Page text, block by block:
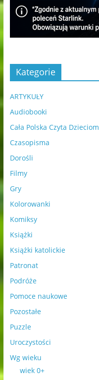
Kategorie
ARTYKUŁY
Audiobooki
Cała Polska Czyta Dzieciom
Czasopisma
Dorośli
Filmy
Gry
Kolorowanki
Komiksy
Książki
Książki katolickie
Patronat
Podróże
Pomoce naukowe
Pozostałe
Puzzle
Uroczystości
Wg wieku
wiek 0+